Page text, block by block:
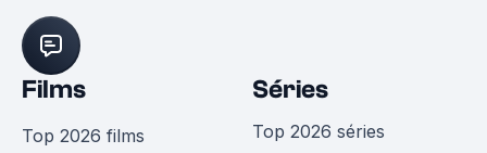
Films
Top 2026 films
Séries
Top 2026 séries